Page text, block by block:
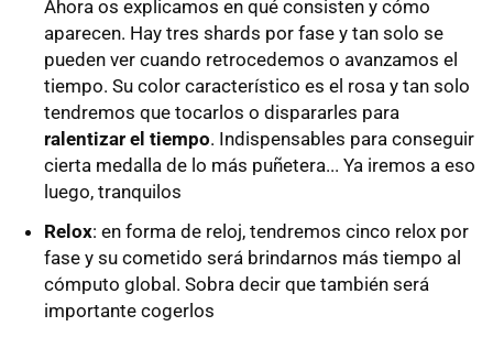
Ahora os explicamos en qué consisten y cómo
aparecen. Hay tres shards por fase y tan solo se
pueden ver cuando retrocedemos o avanzamos el
tiempo. Su color característico es el rosa y tan solo
tendremos que tocarlos o dispararles para
ralentizar el tiempo. Indispensables para conseguir
cierta medalla de lo más puñetera... Ya iremos a eso
luego, tranquilos
Relox: en forma de reloj, tendremos cinco relox por
fase y su cometido será brindarnos más tiempo al
cómputo global. Sobra decir que también será
importante cogerlos